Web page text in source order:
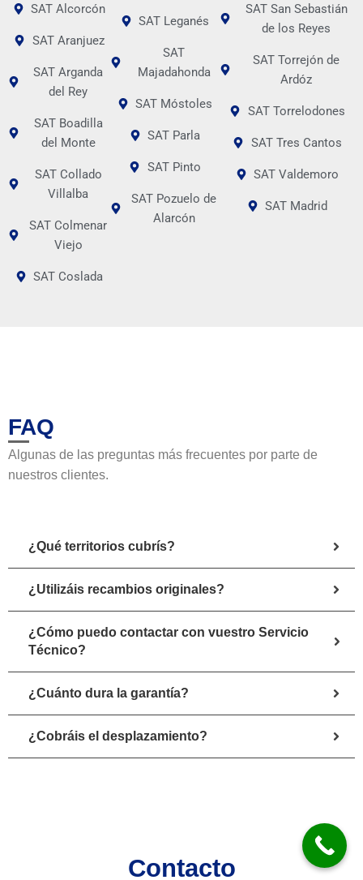
SAT Alcorcón
SAT Aranjuez
SAT Arganda
del Rey
SAT Boadilla
del Monte
SAT Collado
Villalba
SAT Colmenar
Viejo
SAT Coslada
SAT Leganés
SAT
Majadahonda
SAT Móstoles
SAT Parla
SAT Pinto
SAT Pozuelo de
Alarcón
SAT San Sebastián
de los Reyes
SAT Torrejón de
Ardóz
SAT Torrelodones
SAT Tres Cantos
SAT Valdemoro
SAT Madrid
FAQ
Algunas de las preguntas más frecuentes por parte de
nuestros clientes.
¿Qué territorios cubrís?
¿Utilizáis recambios originales?
¿Cómo puedo contactar con vuestro Servicio
Técnico?
¿Cuánto dura la garantía?
¿Cobráis el desplazamiento?
Contacto